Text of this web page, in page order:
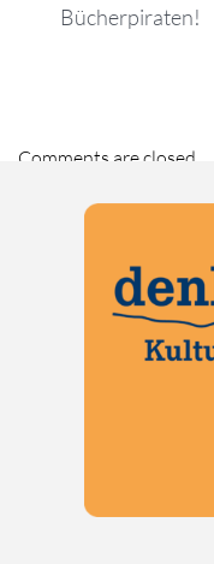
Bücherpiraten!
Comments are closed.